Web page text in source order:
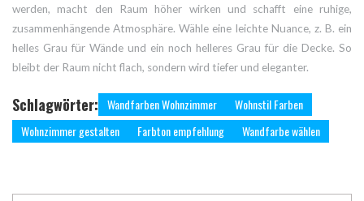
werden, macht den Raum höher wirken und schafft eine ruhige,
zusammenhängende Atmosphäre. Wähle eine leichte Nuance, z. B. ein
helles Grau für Wände und ein noch helleres Grau für die Decke. So
bleibt der Raum nicht flach, sondern wird tiefer und eleganter.
Schlagwörter: Wandfarben Wohnzimmer
Wohnstil Farben
Wohnzimmer gestalten
Farbton empfehlung Wandfarbe wählen